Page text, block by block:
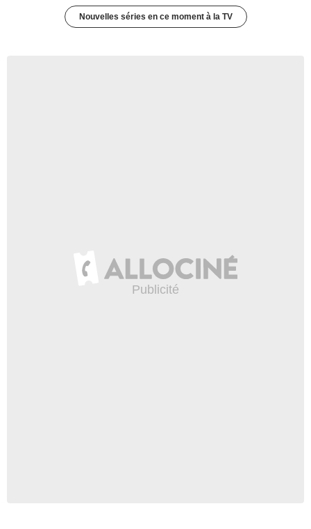
Nouvelles séries en ce moment à la TV